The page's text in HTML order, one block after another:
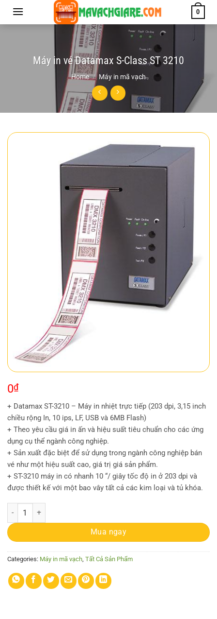
0
Máy in vé Datamax S-Class ST 3210
Home / Máy in mã vạch
0₫
+ Datamax ST-3210 – Máy in nhiệt trực tiếp (203 dpi, 3,15 inch
chiều rộng In, 10 ips, LF, USB và 6MB Flash)
+ Theo yêu cầu giá in ấn và hiệu suất tiêu chuẩn cho các ứng
dụng cụ thể ngành công nghiệp.
+ Sản xuất đặc biệt để sử dụng trong ngành công nghiệp bán
vé như một hiệu suất cao, giá trị giá sản phẩm.
+ ST-3210 máy in có nhanh 10 “/ giây tốc độ in ở 203 dpi và
được thiết kế với một bao vây tất cả các kim loại và tủ khóa.
Máy in vé Datamax S-Class ST 3210 quantity
Mua ngay
Categories: Máy in mã vạch, Tất Cả Sản Phẩm